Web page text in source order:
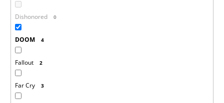
Dishonored 0
DOOM 4
Fallout 2
Far Cry 3